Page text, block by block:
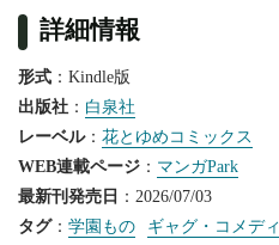
詳細情報
形式 ：Kindle版
出版社 ： 白泉社
レーベル： 花とゆめコミックス
WEB連載ページ ： マンガPark
最新刊発売日 ：2026/07/03
タグ： 学園もの ギャグ・コメディ